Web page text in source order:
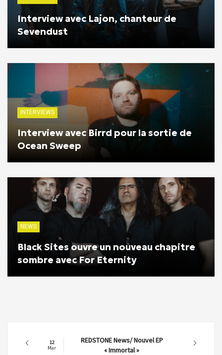
Interview avec Lajon, chanteur de
Sevendust
INTERVIEWS
Interview avec Birrd pour la sortie de
Ocean Sweep
NEWS
Black Sites ouvre un nouveau chapitre
sombre avec For Eternity
12
Mar
REDSTONE News/ Nouvel EP
« Immortal »